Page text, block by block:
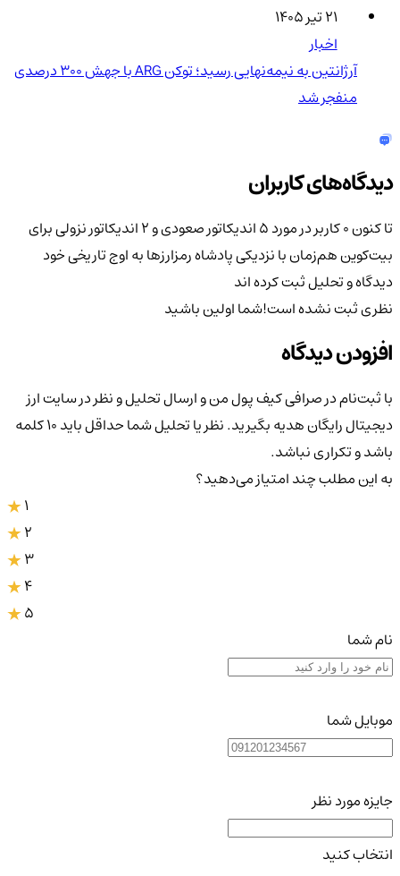
۲۱ تیر ۱۴۰۵
اخبار
آرژانتین به نیمه‌نهایی رسید؛ توکن ARG با جهش ۳۰۰ درصدی
منفجر شد
دیدگاه‌های کاربران
تا کنون 0 کاربر در مورد
۵ اندیکاتور صعودی و ۲ اندیکاتور نزولی برای
بیت‌کوین هم‌زمان با نزدیکی پادشاه رمزارزها به اوج تاریخی خود
دیدگاه و تحلیل ثبت کرده اند
نظری ثبت نشده است!شما اولین باشید
افزودن دیدگاه
با ثبت‌نام در صرافی کیف پول من و ارسال تحلیل و نظر در سایت ارز
دیجیتال رایگان هدیه بگیرید. نظر یا تحلیل شما حداقل باید ۱۰ کلمه
باشد و تکراری نباشد.
به این مطلب چند امتیاز می‌دهید؟
3
4
5
نام شما
موبایل شما
جایزه مورد نظر
انتخاب کنید